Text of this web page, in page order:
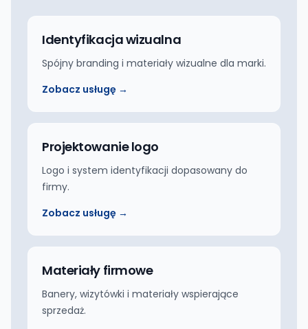
Identyfikacja wizualna
Spójny branding i materiały wizualne dla marki.
Zobacz usługę →
Projektowanie logo
Logo i system identyfikacji dopasowany do
firmy.
Zobacz usługę →
Materiały firmowe
Banery, wizytówki i materiały wspierające
sprzedaż.